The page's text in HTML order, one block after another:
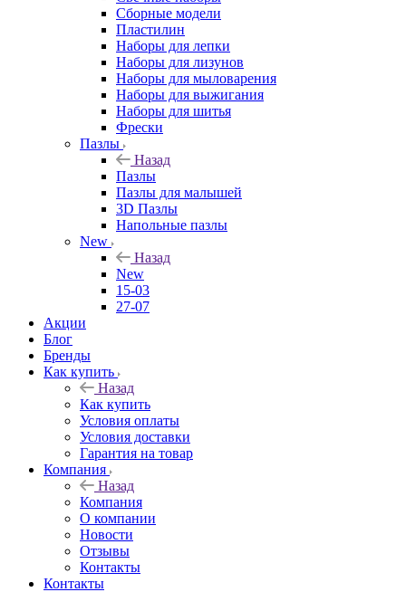
Сборные модели
Пластилин
Наборы для лепки
Наборы для лизунов
Наборы для мыловарения
Наборы для выжигания
Наборы для шитья
Фрески
Пазлы
Назад
Пазлы
Пазлы для малышей
3D Пазлы
Напольные пазлы
New
Назад
New
15-03
27-07
Акции
Блог
Бренды
Как купить
Назад
Как купить
Условия оплаты
Условия доставки
Гарантия на товар
Компания
Назад
Компания
О компании
Новости
Отзывы
Контакты
Контакты